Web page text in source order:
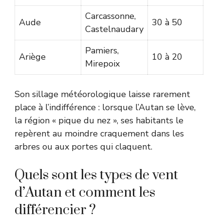
Aude
Carcassonne,
Castelnaudary
30 à 50
Ariège
Pamiers,
Mirepoix
10 à 20
Son sillage météorologique laisse rarement
place à l’indifférence : lorsque l’Autan se lève,
la région « pique du nez », ses habitants le
repèrent au moindre craquement dans les
arbres ou aux portes qui claquent.
Quels sont les types de vent
d’Autan et comment les
différencier ?